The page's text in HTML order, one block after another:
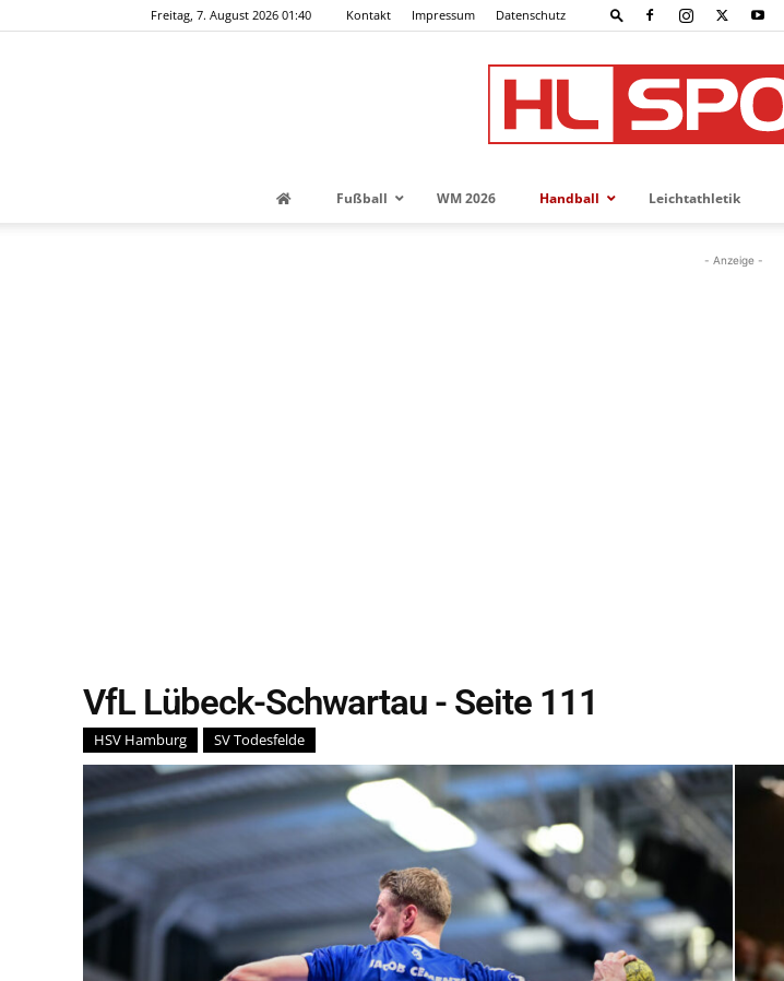
Freitag, 7. August 2026 01:40 Kontakt Impressum Datenschutz
News
Fußball WM 2026 Handball Leichtathletik
- Anzeige -
VfL Lübeck-Schwartau - Seite 111
HSV Hamburg SV Todesfelde